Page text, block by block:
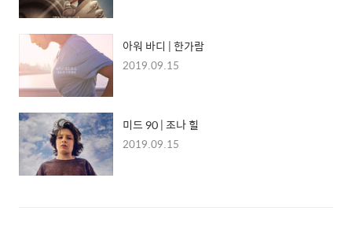
아워 바디 | 한가람
2019.09.15
미드 90 | 조나 힐
2019.09.15